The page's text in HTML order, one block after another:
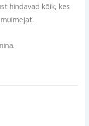
hindavad kõik, kes